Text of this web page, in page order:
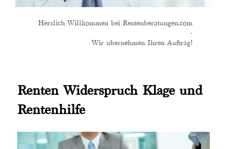
Herzlich Willkommen bei Rentenberatungen.com
-
Wir übernehmen Ihren Auftrag!
Renten Widerspruch Klage und
Rentenhilfe